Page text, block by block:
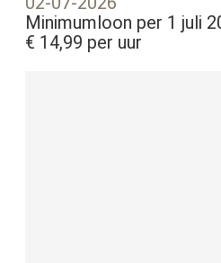
Minimumloon per 1 juli
€ 14,99 per uur